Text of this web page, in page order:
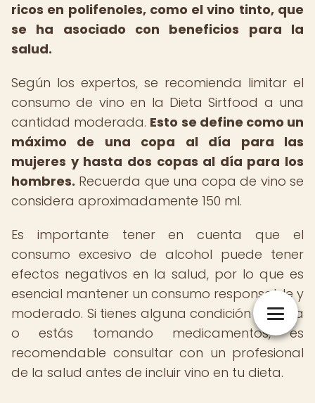
ricos en polifenoles, como el vino tinto, que
se ha asociado con beneficios para la
salud.
Según los expertos, se recomienda limitar el
consumo de vino en la Dieta Sirtfood a una
cantidad moderada. Esto se define como un
máximo de una copa al día para las
mujeres y hasta dos copas al día para los
hombres. Recuerda que una copa de vino se
considera aproximadamente 150 ml.
Es importante tener en cuenta que el
consumo excesivo de alcohol puede tener
efectos negativos en la salud, por lo que es
esencial mantener un consumo responsable y
moderado. Si tienes alguna condición médica
o estás tomando medicamentos, es
recomendable consultar con un profesional
de la salud antes de incluir vino en tu dieta.